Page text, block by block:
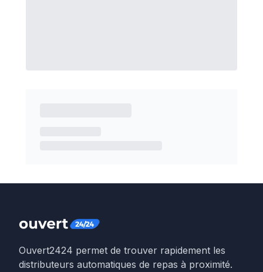
Ouvert2424 permet de trouver rapidement les
distributeurs automatiques de repas à proximité.